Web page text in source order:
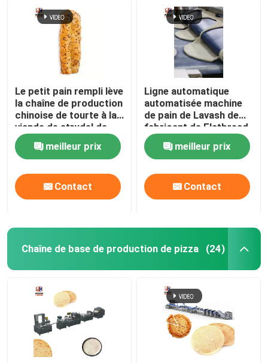
Le petit pain rempli lève
la chaîne de production
chinoise de tourte à la
viande de strudel de
Rollini de lignes de
production de
nourriture
meilleur prix
Contact
Ligne automatique
automatisée machine
de pain de Lavash de
fabricant de Flatbread
de Papad 10000pcs/H
d'emballagemeilleur prix
Contact
Chaîne de base de production de pizza (24)